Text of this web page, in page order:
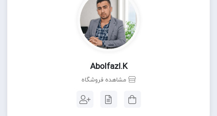
Abolfazl.k
مشاهده فروشگاه